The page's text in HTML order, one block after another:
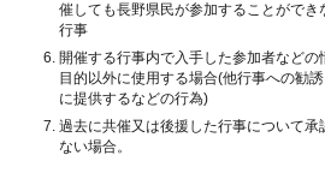
催しても長野県民が参加することがで
行事
開催する行事内で入手した参加者など
目的以外に使用する場合(他行事への勧
に提供するなどの行為)
過去に共催又は後援した行事について
ない場合。